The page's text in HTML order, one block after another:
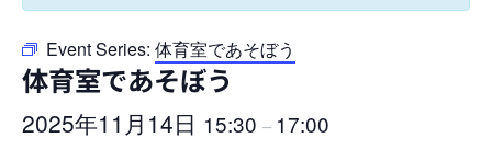
Event Series: 体育室であそぼう
体育室であそぼう
2025年11月14日 15:30 – 17:00